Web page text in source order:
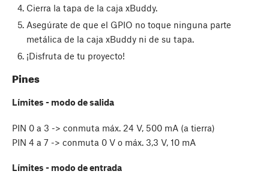
Cierra la tapa de la caja xBuddy.
Asegúrate de que el GPIO no toque ninguna parte
metálica de la caja xBuddy ni de su tapa.
¡Disfruta de tu proyecto!
Pines
Límites - modo de salida
PIN 0 a 3 -> conmuta máx. 24 V, 500 mA (a tierra)
PIN 4 a 7 -> conmuta 0 V o máx. 3,3 V, 10 mA
Límites - modo de entrada